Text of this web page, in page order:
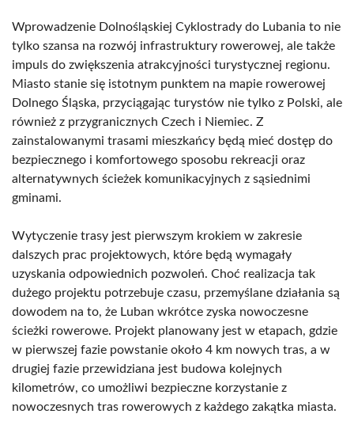
Wprowadzenie Dolnośląskiej Cyklostrady do Lubania to nie
tylko szansa na rozwój infrastruktury rowerowej, ale także
impuls do zwiększenia atrakcyjności turystycznej regionu.
Miasto stanie się istotnym punktem na mapie rowerowej
Dolnego Śląska, przyciągając turystów nie tylko z Polski, ale
również z przygranicznych Czech i Niemiec. Z
zainstalowanymi trasami mieszkańcy będą mieć dostęp do
bezpiecznego i komfortowego sposobu rekreacji oraz
alternatywnych ścieżek komunikacyjnych z sąsiednimi
gminami.
Wytyczenie trasy jest pierwszym krokiem w zakresie
dalszych prac projektowych, które będą wymagały
uzyskania odpowiednich pozwoleń. Choć realizacja tak
dużego projektu potrzebuje czasu, przemyślane działania są
dowodem na to, że Luban wkrótce zyska nowoczesne
ścieżki rowerowe. Projekt planowany jest w etapach, gdzie
w pierwszej fazie powstanie około 4 km nowych tras, a w
drugiej fazie przewidziana jest budowa kolejnych
kilometrów, co umożliwi bezpieczne korzystanie z
nowoczesnych tras rowerowych z każdego zakątka miasta.